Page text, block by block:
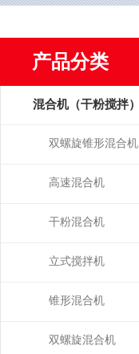
产品分类
混合机（干粉搅拌）
双螺旋锥形混合机
高速混合机
干粉混合机
立式搅拌机
锥形混合机
双螺旋混合机